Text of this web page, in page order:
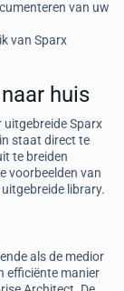
van uw
van Sparx
huis
uitgebreide Sparx
staat direct te
te breiden
voorbeelden van
library.
als de medior
efficiënte manier